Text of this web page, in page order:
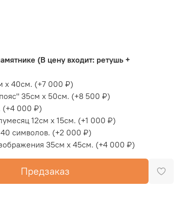
(В цену входит: ретушь +
х 40см. (+7 000 ₽)
35см х 50см. (+8 500 ₽)
(+4 000 ₽)
12см х 15см. (+1 000 ₽)
символов. (+2 000 ₽)
35см х 45см. (+4 000 ₽)
Предзаказ